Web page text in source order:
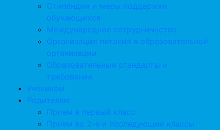
Стипендии и меры поддержки
обучающихся
Международное сотрудничество
Организация питания в образовательной
организации
Образовательные стандарты и
требования
Ученикам
Родителям
Прием в первый класс
Прием во 2-е и последующие классы